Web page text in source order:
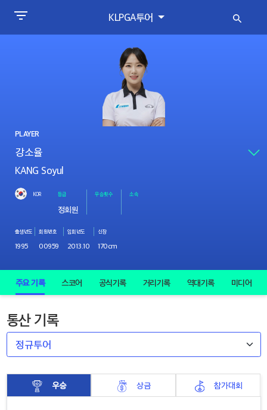
KLPGA투어
PLAYER
KANG Soyul
KOR 등급
정회원
우승횟수 소속
출생년도
1995
회원번호
00959
입회년도
2013.10
신장
170cm
주요 기록 스코어 공식기록 거리기록 역대기록 미디어
통산 기록
우승 상금 참가대회